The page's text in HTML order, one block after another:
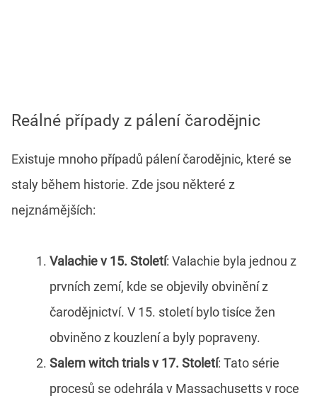
Reálné případy z pálení čarodějnic
Existuje mnoho případů pálení čarodějnic, které se
staly během historie. Zde jsou některé z
nejznámějších:
Valachie v 15. Století: Valachie byla jednou z
prvních zemí, kde se objevily obvinění z
čarodějnictví. V 15. století bylo tisíce žen
obviněno z kouzlení a byly popraveny.
Salem witch trials v 17. Století: Tato série
procesů se odehrála v Massachusetts v roce